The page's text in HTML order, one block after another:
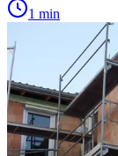
1 min